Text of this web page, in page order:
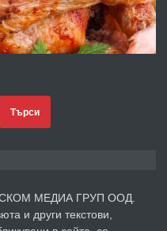
преди 1 година
"По стъпките на Ангел
преди 1 година
Търси
ЕСКОМ МЕДИА ГРУП ООД.
и други текстови,